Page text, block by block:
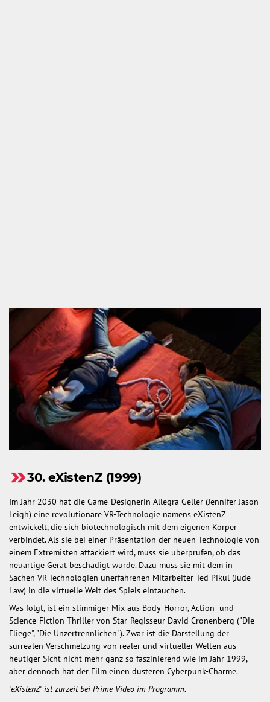
30. eXistenZ (1999)
Im Jahr 2030 hat die Game-Designerin Allegra Geller (Jennifer Jason
Leigh) eine revolutionäre VR-Technologie namens eXistenZ
entwickelt, die sich biotechnologisch mit dem eigenen Körper
verbindet. Als sie bei einer Präsentation der neuen Technologie von
einem Extremisten attackiert wird, muss sie überprüfen, ob das
neuartige Gerät beschädigt wurde. Dazu muss sie mit dem in
Sachen VR-Technologien unerfahrenen Mitarbeiter Ted Pikul (Jude
Law) in die virtuelle Welt des Spiels eintauchen.
Was folgt, ist ein stimmiger Mix aus Body-Horror, Action- und
Science-Fiction-Thriller von Star-Regisseur David Cronenberg ("Die
Fliege", "Die Unzertrennlichen"). Zwar ist die Darstellung der
surrealen Verschmelzung von realer und virtueller Welten aus
heutiger Sicht nicht mehr ganz so faszinierend wie im Jahr 1999,
aber dennoch hat der Film einen düsteren Cyberpunk-Charme.
"eXistenZ" ist zurzeit bei Prime Video im Programm.